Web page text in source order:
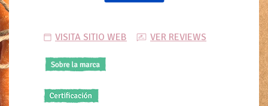
VISITA SITIO WEB VER REVIEWS